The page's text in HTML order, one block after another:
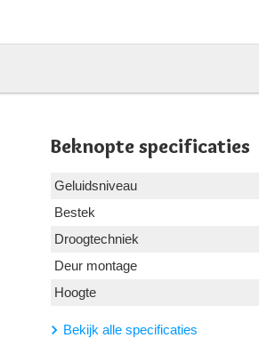
Beknopte specificaties
Geluidsniveau
Bestek
Droogtechniek
Deur montage
Hoogte
Bekijk alle specificaties